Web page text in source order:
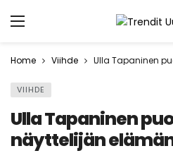
Home Viihde Ulla Tapaninen
VIIHDE
Ulla Tapaninen
näyttelijän